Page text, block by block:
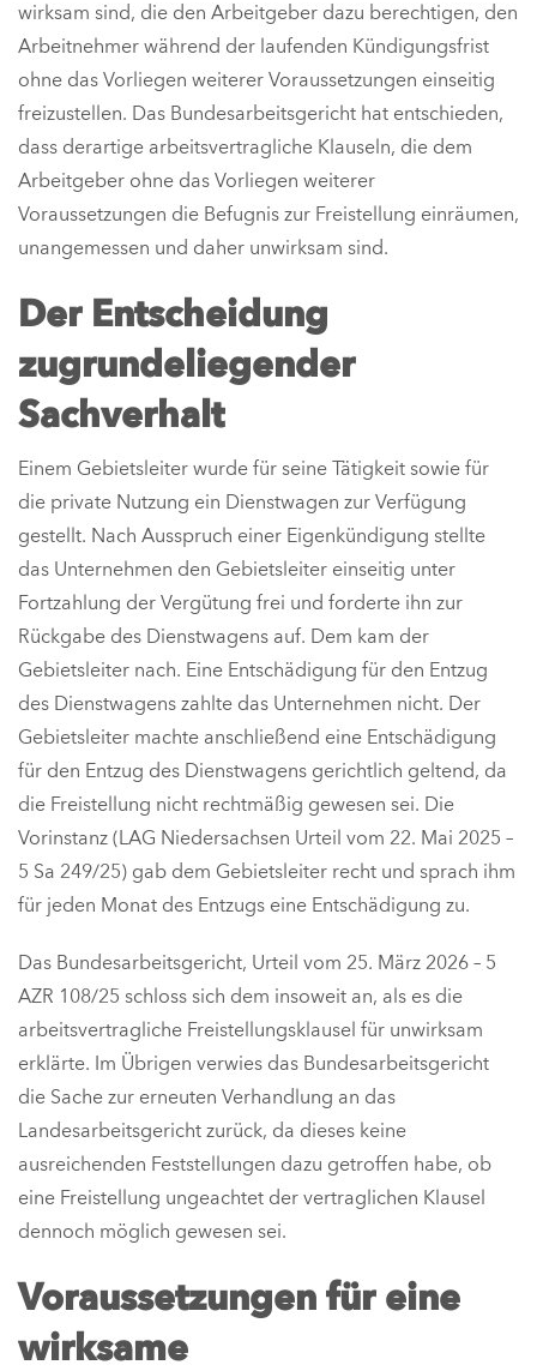
wirksam sind, die den Arbeitgeber dazu berechtigen, den
Arbeitnehmer während der laufenden Kündigungsfrist
ohne das Vorliegen weiterer Voraussetzungen einseitig
freizustellen. Das Bundesarbeitsgericht hat entschieden,
dass derartige arbeitsvertragliche Klauseln, die dem
Arbeitgeber ohne das Vorliegen weiterer
Voraussetzungen die Befugnis zur Freistellung einräumen,
unangemessen und daher unwirksam sind.
Der Entscheidung
zugrundeliegender
Sachverhalt
Einem Gebietsleiter wurde für seine Tätigkeit sowie für
die private Nutzung ein Dienstwagen zur Verfügung
gestellt. Nach Ausspruch einer Eigenkündigung stellte
das Unternehmen den Gebietsleiter einseitig unter
Fortzahlung der Vergütung frei und forderte ihn zur
Rückgabe des Dienstwagens auf. Dem kam der
Gebietsleiter nach. Eine Entschädigung für den Entzug
des Dienstwagens zahlte das Unternehmen nicht. Der
Gebietsleiter machte anschließend eine Entschädigung
für den Entzug des Dienstwagens gerichtlich geltend, da
die Freistellung nicht rechtmäßig gewesen sei. Die
Vorinstanz (LAG Niedersachsen Urteil vom 22. Mai 2025 –
5 Sa 249/25) gab dem Gebietsleiter recht und sprach ihm
für jeden Monat des Entzugs eine Entschädigung zu.
Das Bundesarbeitsgericht, Urteil vom 25. März 2026 – 5
AZR 108/25 schloss sich dem insoweit an, als es die
arbeitsvertragliche Freistellungsklausel für unwirksam
erklärte. Im Übrigen verwies das Bundesarbeitsgericht
die Sache zur erneuten Verhandlung an das
Landesarbeitsgericht zurück, da dieses keine
ausreichenden Feststellungen dazu getroffen habe, ob
eine Freistellung ungeachtet der vertraglichen Klausel
dennoch möglich gewesen sei.
Voraussetzungen für eine
wirksame